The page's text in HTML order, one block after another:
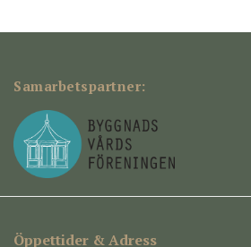
Samarbetspartner:
Öppettider & Adress